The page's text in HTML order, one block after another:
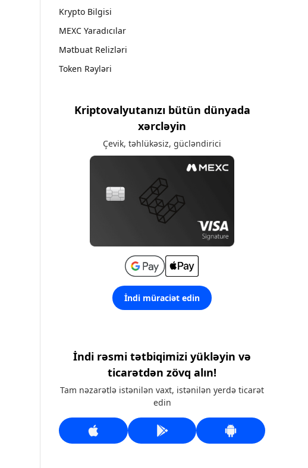
Krypto Bilgisi
MEXC Yaradıcılar
Mətbuat Relizləri
Token Rəyləri
Kriptovalyutanızı bütün dünyada
xərcləyin
Çevik, təhlükəsiz, gücləndirici
İndi müraciət edin
İndi rəsmi tətbiqimizi yükləyin və
ticarətdən zövq alın!
Tam nəzarətlə istənilən vaxt, istənilən yerdə ticarət
edin